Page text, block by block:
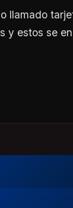
llamado
y estos se